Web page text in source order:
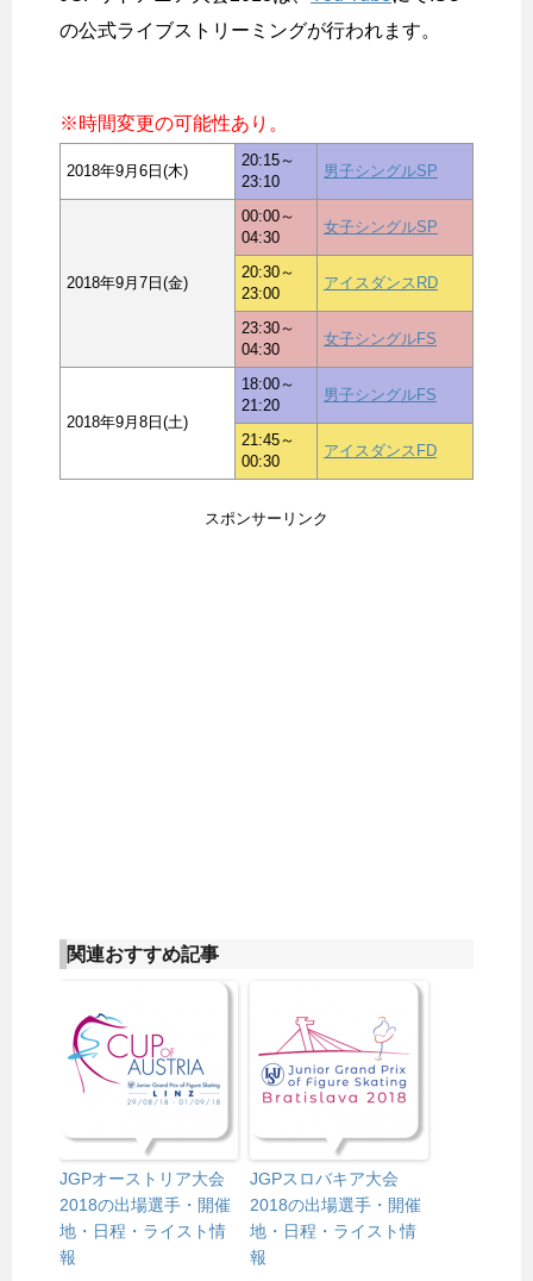
の公式ライブストリーミングが行われます。
※時間変更の可能性あり。
2018年9月6日(木)
20:15～
23:10
男子シングルSP
2018年9月7日(金)
00:00～
04:30
女子シングルSP
20:30～
23:00
アイスダンスRD
23:30～
04:30
女子シングルFS
2018年9月8日(土)
18:00～
21:20
男子シングルFS
21:45～
00:30
アイスダンスFD
スポンサーリンク
関連おすすめ記事
JGPオーストリア大会
2018の出場選手・開催
地・日程・ライスト情
報
JGPスロバキア大会
2018の出場選手・開催
地・日程・ライスト情
報